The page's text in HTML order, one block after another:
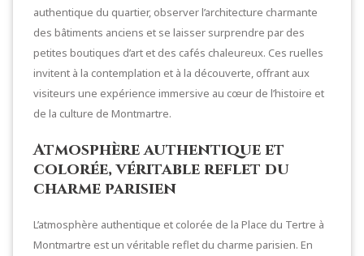
authentique du quartier, observer l’architecture charmante
des bâtiments anciens et se laisser surprendre par des
petites boutiques d’art et des cafés chaleureux. Ces ruelles
invitent à la contemplation et à la découverte, offrant aux
visiteurs une expérience immersive au cœur de l’histoire et
de la culture de Montmartre.
Atmosphère authentique et
colorée, véritable reflet du
charme parisien
L’atmosphère authentique et colorée de la Place du Tertre à
Montmartre est un véritable reflet du charme parisien. En